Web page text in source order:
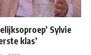
Sylvie
klas’